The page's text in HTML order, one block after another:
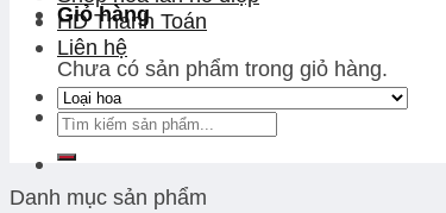
Giỏ hàng
Chưa có sản phẩm trong giỏ hàng.
HD Thanh Toán
Liên hệ
Danh mục sản phẩm